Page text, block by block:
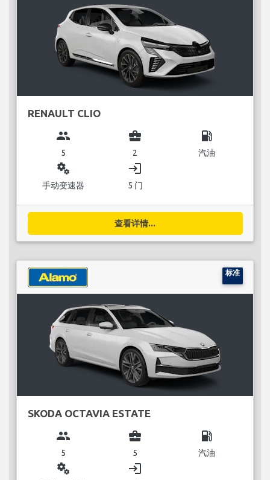
RENAULT CLIO
group
5
business_center
2
local_gas_station
汽油
miscellaneous_services
手动变速器
login
5 门
查看详情...
标准
SKODA OCTAVIA ESTATE
group
5
business_center
5
local_gas_station
汽油
miscellaneous_services login